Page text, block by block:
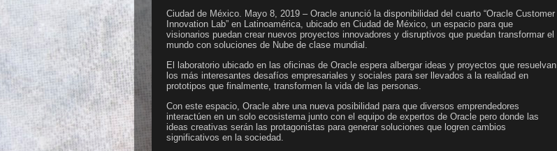
Ciudad de México. Mayo 8, 2019 – Oracle anunció la disponibilidad del cuarto “Oracle Customer
Innovation Lab” en Latinoamérica, ubicado en Ciudad de México, un espacio para que
visionarios puedan crear nuevos proyectos innovadores y disruptivos que puedan transformar el
mundo con soluciones de Nube de clase mundial.
El laboratorio ubicado en las oficinas de Oracle espera albergar ideas y proyectos que resuelvan
los más interesantes desafíos empresariales y sociales para ser llevados a la realidad en
prototipos que finalmente, transformen la vida de las personas.
Con este espacio, Oracle abre una nueva posibilidad para que diversos emprendedores
interactúen en un solo ecosistema junto con el equipo de expertos de Oracle pero donde las
ideas creativas serán las protagonistas para generar soluciones que logren cambios
significativos en la sociedad.